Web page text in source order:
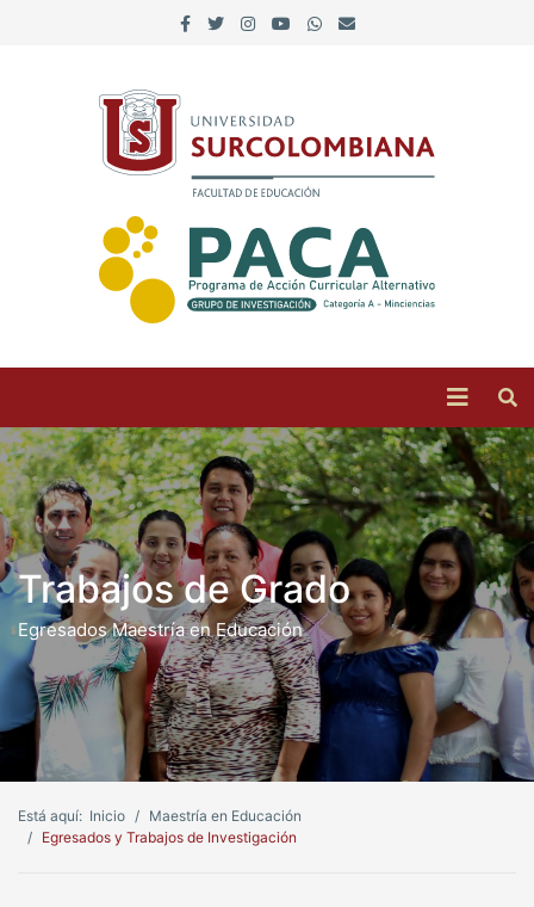
Trabajos de Grado
Egresados Maestría en Educación
Está aquí: Inicio
Maestría en Educación
Egresados y Trabajos de Investigación